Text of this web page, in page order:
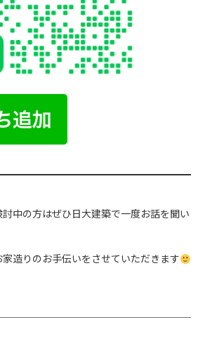
中の方はぜひ日大建築で一度お話を聞い
造りのお手伝いをさせていただきます